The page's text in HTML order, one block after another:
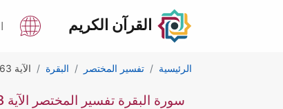
القرآن الكريم
الرئيسية تفسير المختصر البقرة الآية 163
سورة البقرة تفسير المختصر الآية 163